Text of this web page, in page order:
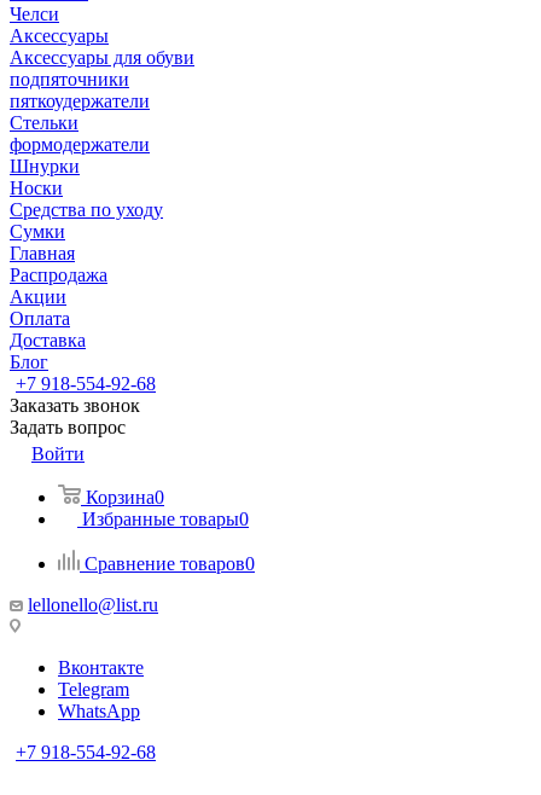
Челси
Аксессуары
Аксессуары для обуви
подпяточники
пяткоудержатели
Стельки
формодержатели
Шнурки
Носки
Средства по уходу
Сумки
Главная
Распродажа
Акции
Оплата
Доставка
Блог
+7 918-554-92-68
Заказать звонок
Задать вопрос
Войти
Корзина0
Избранные товары0
Сравнение товаров0
lellonello@list.ru
Вконтакте
Telegram
WhatsApp
+7 918-554-92-68